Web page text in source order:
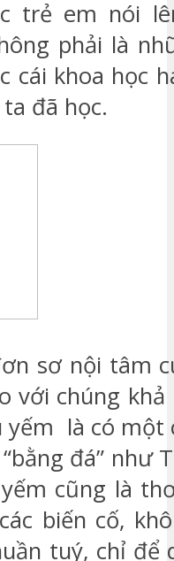
trẻ em nói
phải là
cái khoa học
đã học.
sơ nội tâm
với chúng khả
yếm là có một
đá” như
cũng là
biến cố,
tuý, chỉ để